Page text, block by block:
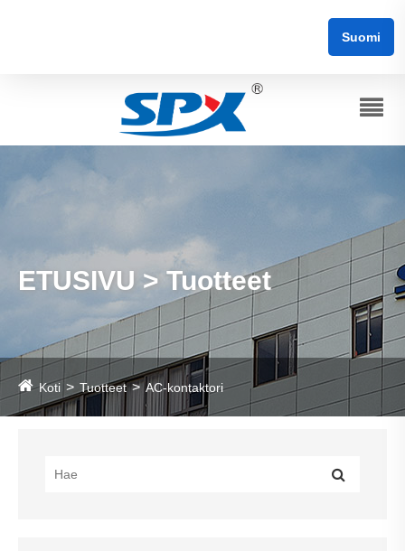
Suomi
ETUSIVU > Tuotteet
Koti Tuotteet AC-kontaktori